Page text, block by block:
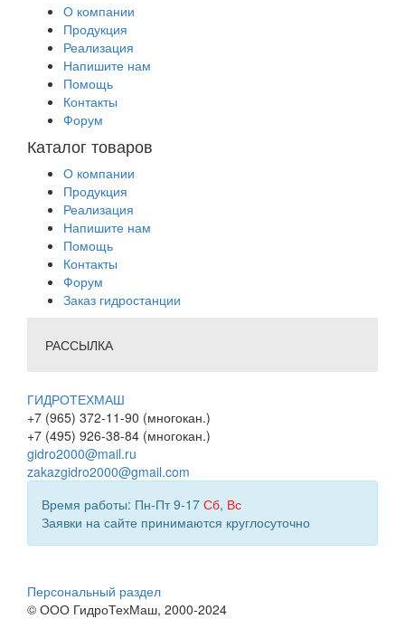
О компании
Продукция
Реализация
Напишите нам
Помощь
Контакты
Форум
Каталог товаров
О компании
Продукция
Реализация
Напишите нам
Помощь
Контакты
Форум
Заказ гидростанции
РАССЫЛКА
ГИДРОТЕХМАШ
+7 (965) 372-11-90 (многокан.)
+7 (495) 926-38-84 (многокан.)
gidro2000@mail.ru
zakazgidro2000@gmail.com
Время работы: Пн-Пт 9-17 Сб, Вс
Заявки на сайте принимаются круглосуточно
Персональный раздел
© ООО ГидроТехМаш, 2000-2024